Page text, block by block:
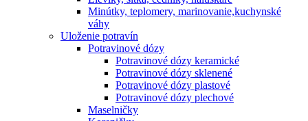
Minútky, teplomery, marinovanie,kuchynské
váhy
Uloženie potravín
Potravinové dózy
Potravinové dózy keramické
Potravinové dózy sklenené
Potravinové dózy plastové
Potravinové dózy plechové
Maselničky